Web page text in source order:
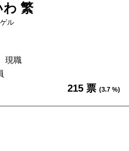
わ 繁
ル
現職
215 票 (3.7 %)